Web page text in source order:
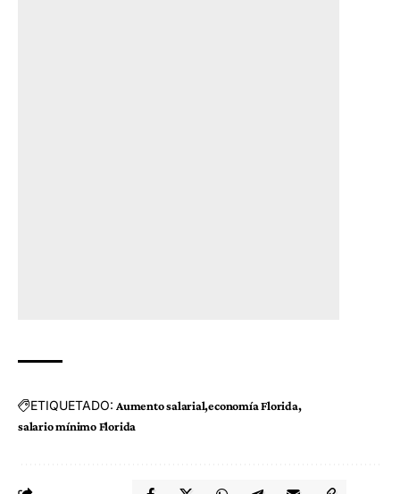
ETIQUETADO: Aumento salarial economía Florida
salario mínimo Florida